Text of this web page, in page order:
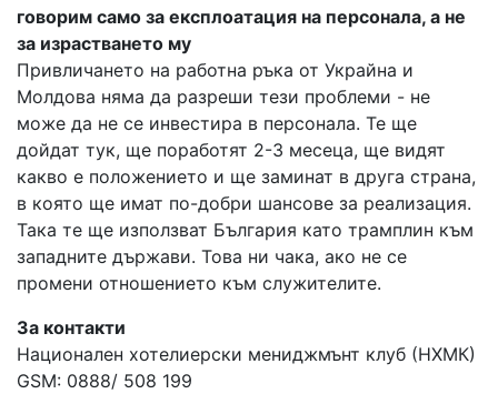
говорим само за експлоатация на персонала, а не
за израстването му
Привличането на работна ръка от Украйна и
Молдова няма да разреши тези проблеми - не
може да не се инвестира в персонала. Те ще
дойдат тук, ще поработят 2-3 месеца, ще видят
какво е положението и ще заминат в друга страна,
в която ще имат по-добри шансове за реализация.
Така те ще използват България като трамплин към
западните държави. Това ни чака, ако не се
промени отношението към служителите.
За контакти
Национален хотелиерски мениджмънт клуб (НХМК)
GSM: 0888/ 508 199